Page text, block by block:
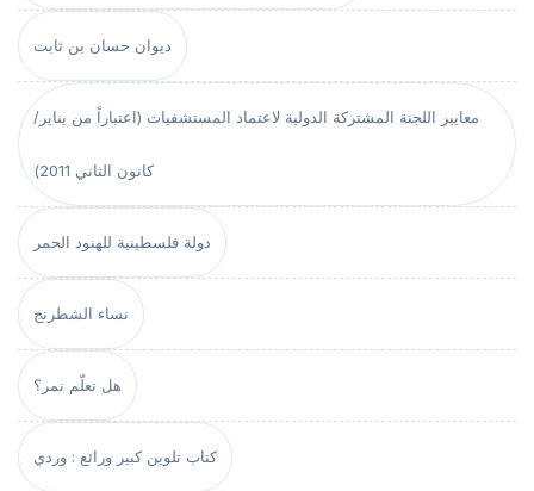
ديوان حسان بن ثابت
معايير اللجنة المشتركة الدولية لاعتماد المستشفيات (اعتباراً من يناير/
كانون الثاني 2011)
دولة فلسطينية للهنود الحمر
نساء الشطرنج
هل تعلّم نمر؟
كتاب تلوين كبير ورائع : وردي